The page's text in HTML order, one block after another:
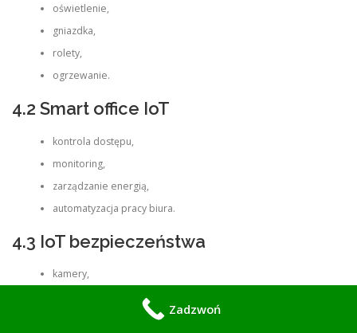
oświetlenie,
gniazdka,
rolety,
ogrzewanie.
4.2 Smart office IoT
kontrola dostępu,
monitoring,
zarządzanie energią,
automatyzacja pracy biura.
4.3 IoT bezpieczeństwa
kamery,
Zadzwoń